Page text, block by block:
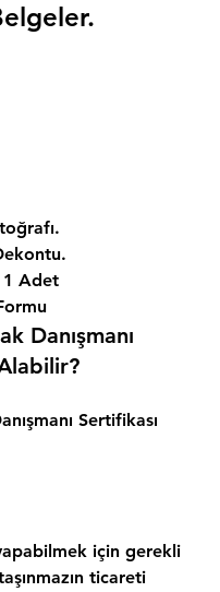
Adet
Danışmanı
Sertifikası
için gerekli
ticareti